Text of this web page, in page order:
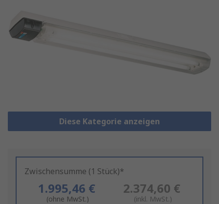
Diese Kategorie anzeigen
Zwischensumme (1 Stück)*
1.995,46 €
(ohne MwSt.)
2.374,60 €
(inkl. MwSt.)